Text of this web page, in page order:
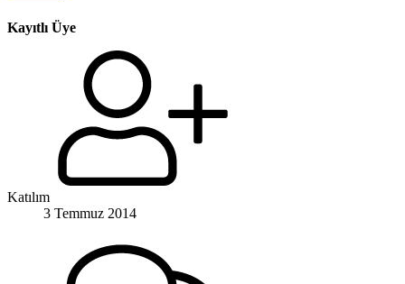
Kayıtlı Üye
Katılım
3 Temmuz 2014